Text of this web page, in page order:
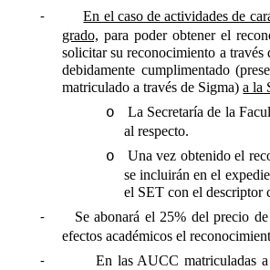
- En el caso de actividades de
grado, parapoder obtener el
solicitar su reconocimiento a través
debidamente cumplimentado
matriculado a través de Sigma)a la
o
La Secretaría de la
al respecto.
o
Una vez obtenido el
se incluirán en el
el SET con el descriptor
-
Se abonará el 25% del precio
efectos académicos el
-
En las AUCC matriculadas